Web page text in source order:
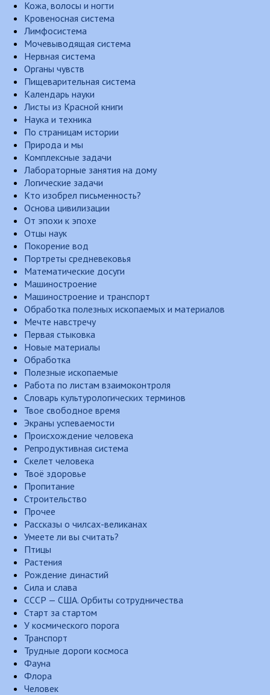
Кожа, волосы и ногти
Кровеносная система
Лимфосистема
Мочевыводящая система
Нервная система
Органы чувств
Пищеварительная система
Календарь науки
Листы из Красной книги
Наука и техника
По страницам истории
Природа и мы
Комплексные задачи
Лабораторные занятия на дому
Логические задачи
Кто изобрел письменность?
Основа цивилизации
От эпохи к эпохе
Отцы наук
Покорение вод
Портреты средневековья
Математические досуги
Машиностроение
Машиностроение и транспорт
Обработка полезных ископаемых и материалов
Мечте навстречу
Первая стыковка
Новые материалы
Обработка
Полезные ископаемые
Работа по листам взаимоконтроля
Словарь культурологических терминов
Твое свободное время
Экраны успеваемости
Происхождение человека
Репродуктивная система
Скелет человека
Твоё здоровье
Пропитание
Строительство
Прочее
Рассказы о чилсах-великанах
Умеете ли вы считать?
Птицы
Растения
Рождение династий
Сила и слава
СССР — США. Орбиты сотрудничества
Старт за стартом
У космического порога
Транспорт
Трудные дороги космоса
Фауна
Флора
Человек